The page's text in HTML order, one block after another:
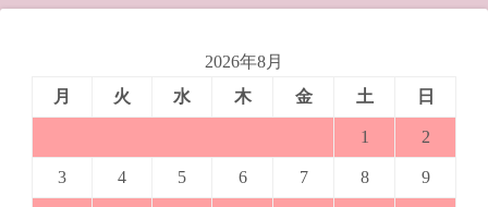
2026年8月
月
火 水 木 金 土 日
1 2
3 4 5 6 7 8 9